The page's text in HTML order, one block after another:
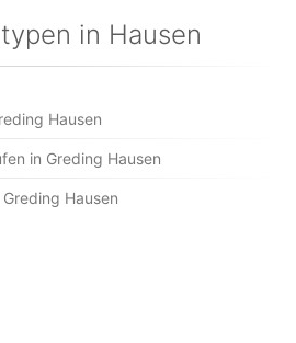
in Hausen
Hausen
in Greding Hausen
Hausen